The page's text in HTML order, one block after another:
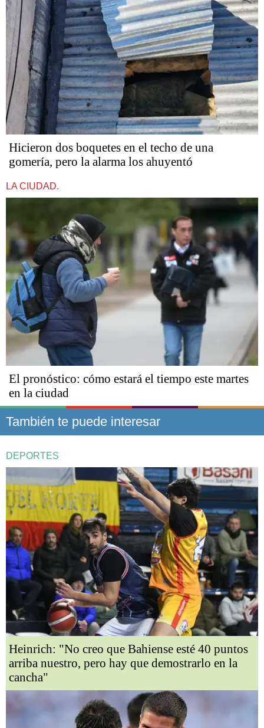
Hicieron dos boquetes en el techo de una
gomería, pero la alarma los ahuyentó
LA CIUDAD.
El pronóstico: cómo estará el tiempo este martes
en la ciudad
También te puede interesar
DEPORTES
Heinrich: "No creo que Bahiense esté 40 puntos
arriba nuestro, pero hay que demostrarlo en la
cancha"